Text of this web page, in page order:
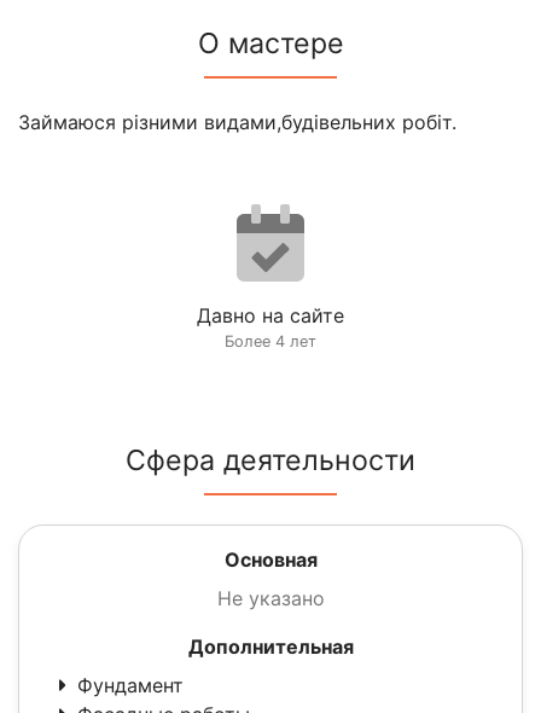
О мастере
Займаюся різними видами,будівельних робіт.
Давно на сайте
Более 4 лет
Сфера деятельности
Основная
Не указано
Дополнительная
Фундамент